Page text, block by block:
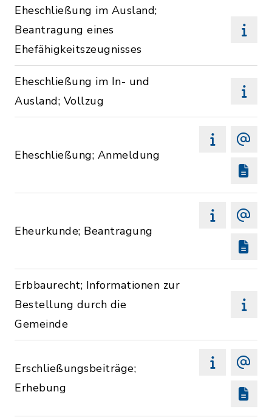
Eheschließung im Ausland;
Beantragung eines
Ehefähigkeitszeugnisses
Eheschließung im In- und
Ausland; Vollzug
Eheschließung; Anmeldung
Eheurkunde; Beantragung
Erbbaurecht; Informationen zur
Bestellung durch die
Gemeinde
Erschließungsbeiträge;
Erhebung